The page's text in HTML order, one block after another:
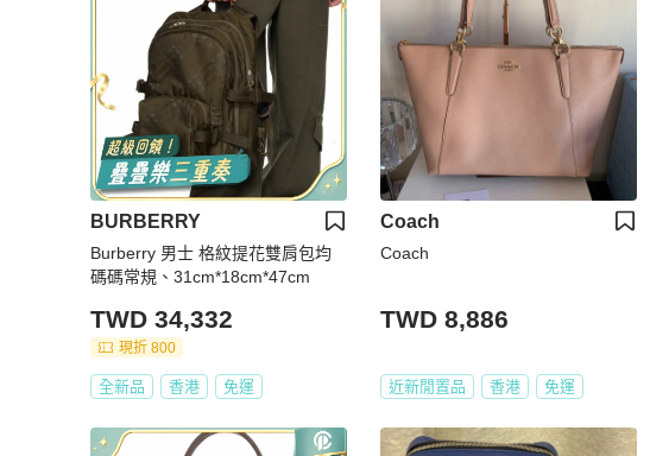
BURBERRY
Burberry 男士 格紋提花雙肩包均
碼碼常規、31cm*18cm*47cm
TWD 34,332
現折 800
全新品 香港 免運
Coach
Coach
TWD 8,886
近新閒置品 香港 免運